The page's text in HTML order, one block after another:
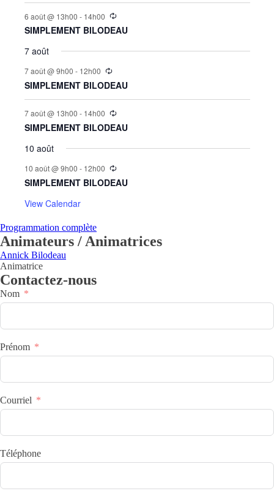
6 août @ 13h00 - 14h00
SIMPLEMENT BILODEAU
7 août
7 août @ 9h00 - 12h00
SIMPLEMENT BILODEAU
7 août @ 13h00 - 14h00
SIMPLEMENT BILODEAU
10 août
10 août @ 9h00 - 12h00
SIMPLEMENT BILODEAU
View Calendar
Programmation complète
Animateurs / Animatrices
Annick Bilodeau
Animatrice
Contactez-nous
Nom
Prénom
Courriel
Téléphone